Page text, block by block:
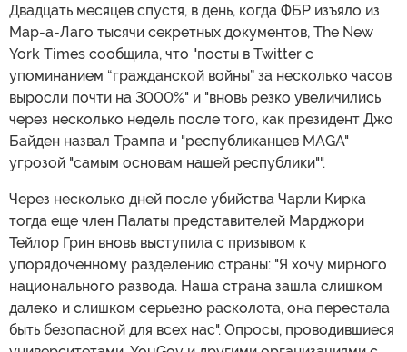
Двадцать месяцев спустя, в день, когда ФБР изъяло из
Мар-а-Лаго тысячи секретных документов, The New
York Times сообщила, что "посты в Twitter с
упоминанием “гражданской войны” за несколько часов
выросли почти на 3000%" и "вновь резко увеличились
через несколько недель после того, как президент Джо
Байден назвал Трампа и "республиканцев MAGA"
угрозой "самым основам нашей республики"".
Через несколько дней после убийства Чарли Кирка
тогда еще член Палаты представителей Марджори
Тейлор Грин вновь выступила с призывом к
упорядоченному разделению страны: "Я хочу мирного
национального развода. Наша страна зашла слишком
далеко и слишком серьезно расколота, она перестала
быть безопасной для всех нас". Опросы, проводившиеся